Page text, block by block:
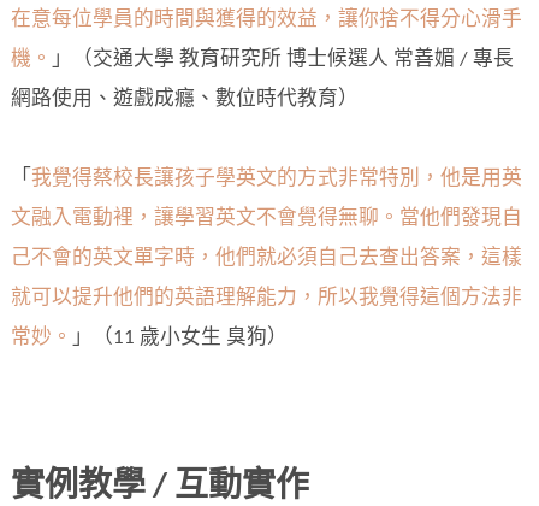
在意每位學員的時間與獲得的效益，讓你捨不得分心滑手
機。 」（交通大學 教育研究所 博士候選人 常善媚 / 專長
網路使用、遊戲成癮、數位時代教育）
「 我覺得蔡校長讓孩子學英文的方式非常特別，他是用英
文融入電動裡，讓學習英文不會覺得無聊。當他們發現自
己不會的英文單字時，他們就必須自己去查出答案，這樣
就可以提升他們的英語理解能力，所以我覺得這個方法非
常妙。 」（11 歲小女生 臭狗）
實例教學 / 互動實作